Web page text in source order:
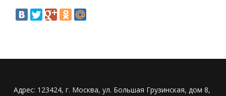
Адрес: 123424, г. Москва, ул. Большая Грузинская, дом 8,